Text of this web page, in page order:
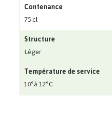
Contenance
75 cl
Structure
Léger
Température de service
10°à 12°C